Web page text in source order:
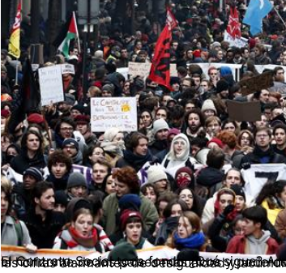
El Contrato Social toca fondo ¿Qué sigue? Anualmente durante la Cumbre de Davos, el Foro Económico Mundial se centra en definir el horizonte de los países más ricos y poderosos junto